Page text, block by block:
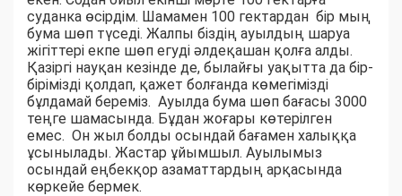
суданка өсірдім. Шамамен 100 гектардан бір мың
бума шөп түседі. Жалпы біздің ауылдың шаруа
жігіттері екпе шөп егуді әлдеқашан қолға алды.
Қазіргі науқан кезінде де, былайғы уақытта да бір-
бірімізді қолдап, қажет болғанда көмегімізді
бұлдамай береміз. Ауылда бума шөп бағасы 3000
теңге шамасында. Бұдан жоғары көтерілген
емес. Он жыл болды осындай бағамен халыққа
ұсынылады. Жастар ұйымшыл. Ауылымыз
осындай еңбекқор азаматтардың арқасында
көркейе бермек.